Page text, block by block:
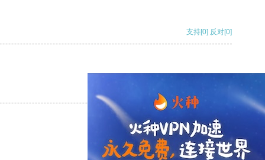
支持[0] 反对[0]
支持 [0] 反对[0]